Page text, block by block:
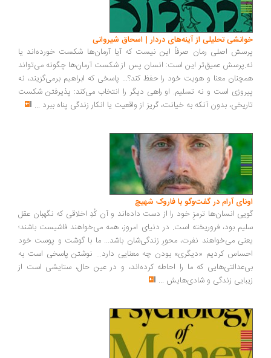
تحلیلی از آینه‌های دردار | اسحاق شیروانی
اصلی رمان صرفاً این نیست که آیا آرمان‌ها شکست خورده‌اند یا
عمیق‌تر این است: انسان پس از شکست آرمان‌ها چگونه می‌تواند
معنا و هویت خود را حفظ کند؟... پاسخی که ابراهیم برمی‌گزیند، نه
است و نه تسلیم. او راهی دیگر را انتخاب می‌کند: پذیرفتن شکست
بدون آنکه به خیانت، گریز از واقعیت یا انکار زندگی پناه ببرد...
آرام در گفت‌وگو با فاروک شهیچ‭
انسان‌ها ترمزِ خود را از دست داده‌اند و آن کُدِ اخلاقی که نگهبان عقل
بود، فروریخته است. در دنیای امروز، همه می‌خواهند فاشیست باشند؛
می‌خواهند نفرت، محورِ زندگی‌شان باشد... ما با گوشت و پوست خود
کردیم «دیگری» بودن چه معنایی دارد... نوشتن پاسخی است به
که ما را احاطه کرده‌اند، و در عین حال، ستایشی است از
زندگی و شادی‌هایش...